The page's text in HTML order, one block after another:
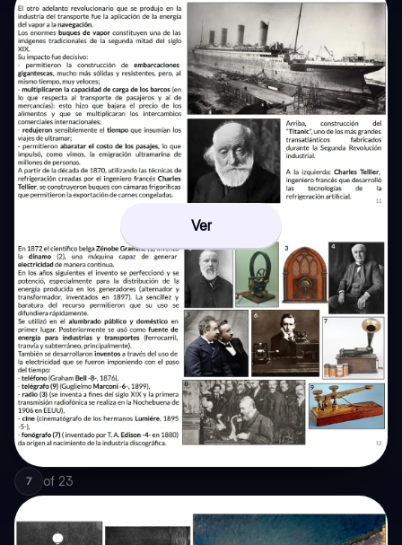
Ver
7 of 23